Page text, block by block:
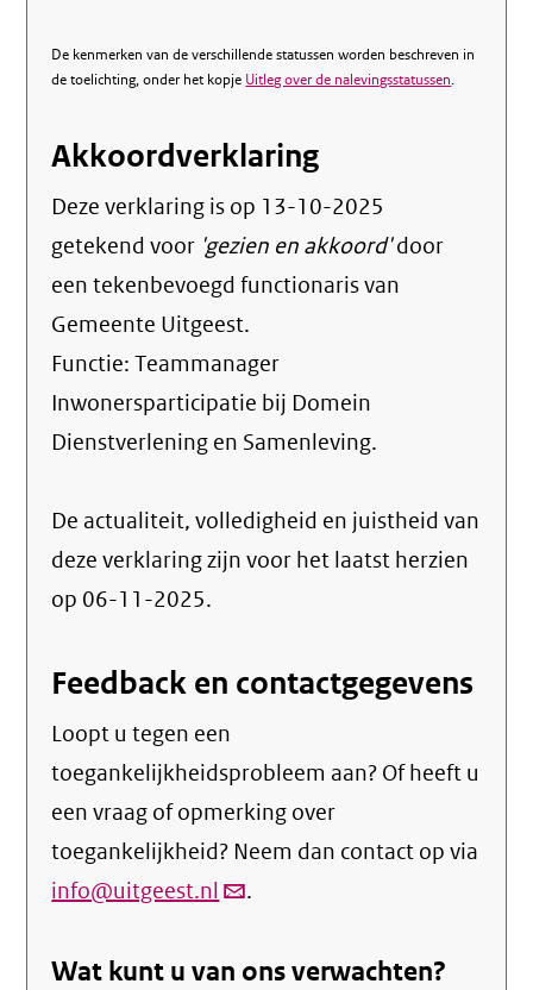
De kenmerken van de verschillende statussen worden beschreven in
de toelichting, onder het kopje Uitleg over de nalevingsstatussen.
Akkoordverklaring
Deze verklaring is op 13-10-2025
getekend voor 'gezien en akkoord'door
een tekenbevoegd functionaris van
Gemeente Uitgeest.
Functie:Teammanager
Inwonersparticipatie bij Domein
Dienstverlening en Samenleving.
De actualiteit, volledigheid en juistheid van
deze verklaring zijn voor het laatst herzien
op 06-11-2025.
Feedback en contactgegevens
Loopt u tegen een
toegankelijkheidsprobleem aan? Of heeft u
een vraag of opmerking over
toegankelijkheid? Neem dan contact op via
info@uitgeest.nl (link
email)
.
Wat kunt u van ons verwachten?